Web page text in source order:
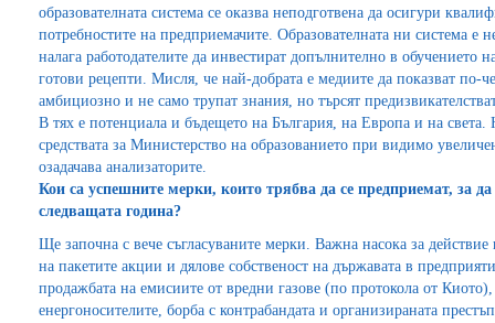
образователната система се оказва неподготвена да осигури
потребностите на предприемачите. Образователната ни система е
налага работодателите да инвестират допълнително в
готови рецепти. Мисля, че най-добрата е медиите да показват по-
амбициозно и не само трупат знания, но търсят
В тях е потенциала и бъдещето на България, на Европа и на света.
средствата за Министерство на образованието при видимо
озадачава анализаторите.
Кои са успешните мерки, които трябва да се предприемат, за
следващата година?
Ще започна с вече съгласуваните мерки. Важна насока за действие
на пакетите акции и дялове собственост на държавата в
продажбата на емисиите от вредни газове (по протокола от
енергоносителите, борба с контрабандата и организираната